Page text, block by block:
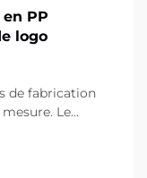
PP
logo
de fabrication
Le
en PP